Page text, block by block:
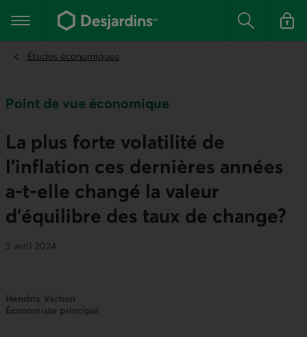
contenu
Menu principal Rechercher
Se
Études économiques
Point de vue économique
La plus forte volatilité de
l’inflation ces dernières années
a‑t‑elle changé la valeur
d’équilibre des taux de change?
3 avril 2024
Hendrix Vachon
Économiste principal